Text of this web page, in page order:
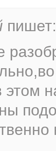
пишет: